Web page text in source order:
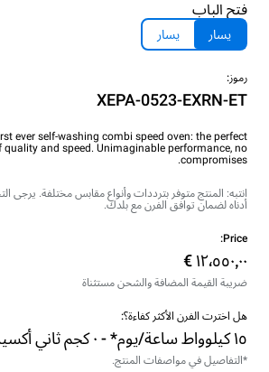
فتح الباب
يسار يسار
رموز:
XEPA-0523-EXRN-ET
ever self-washing combi speed oven: the perfect
and speed. Unimaginable performance, no
compromises.
انتبه: المنتج متوفر بترددات وأنواع مقابس مختلفة.
أدناه لضمان توافق الفرن مع بلدك.
Price:
ضريبة القيمة المضافة والشحن مستثناة
هل اخترت الفرن الأكثر كفاءة؟:
١٥ كيلوواط ساعة/يوم* - ٠ كجم ثاني أكسيد الكربون/يوم*
*التفاصيل في مواصفات المنتج.